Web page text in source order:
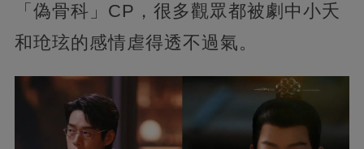
「偽骨科」CP，很多觀眾都被劇中小夭
和玱玹的感情虐得透不過氣。